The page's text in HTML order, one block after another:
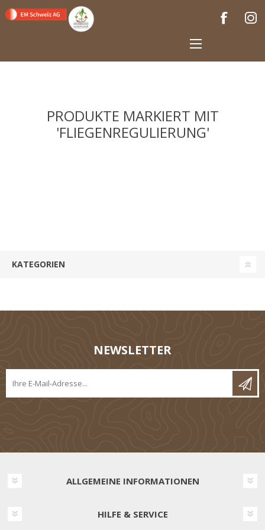
PRODUKTE MARKIERT MIT
'FLIEGENREGULIERUNG'
KATEGORIEN
NEWSLETTER
ALLGEMEINE INFORMATIONEN
HILFE & SERVICE